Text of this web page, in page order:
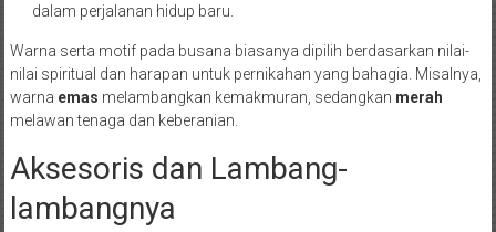
dalam perjalanan hidup baru.
Warna serta motif pada busana biasanya dipilih berdasarkan nilai-
nilai spiritual dan harapan untuk pernikahan yang bahagia. Misalnya,
warna emas melambangkan kemakmuran, sedangkan merah
melawan tenaga dan keberanian.
Aksesoris dan Lambang-
lambangnya